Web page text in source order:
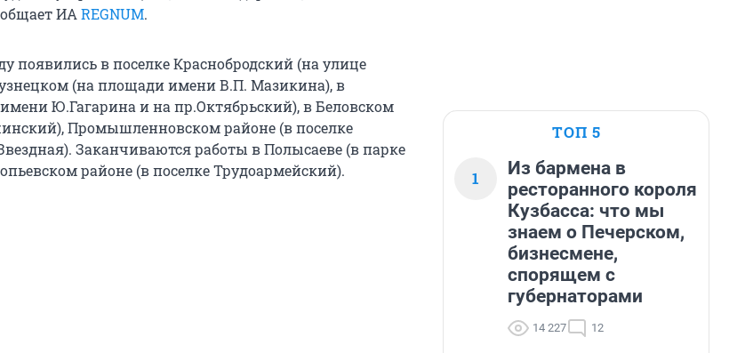
ИА REGNUM.
появились в поселке Краснобродский (на улице
(на площади имени В.П. Мазикина), в
Ю.Гагарина и на пр.Октябрьский), в Беловском
Промышленновском районе (в поселке
Заканчиваются работы в Полысаеве (в парке
районе (в поселке Трудоармейский).
ТОП 5
1
Из бармена в
ресторанного короля
Кузбасса: что мы
знаем о Печерском,
бизнесмене,
спорящем с
губернаторами
14 227 12